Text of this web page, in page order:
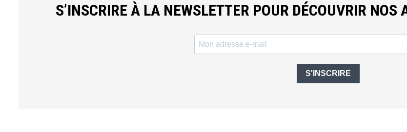
S’INSCRIRE À LA NEWSLETTER POUR DÉCOUVRIR
S'INSCRIRE